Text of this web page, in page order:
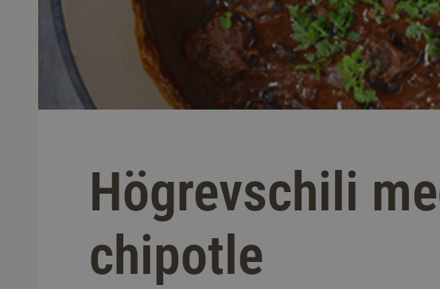
Högrevschili
chipotle